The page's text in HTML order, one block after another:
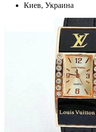
Киев, Украина